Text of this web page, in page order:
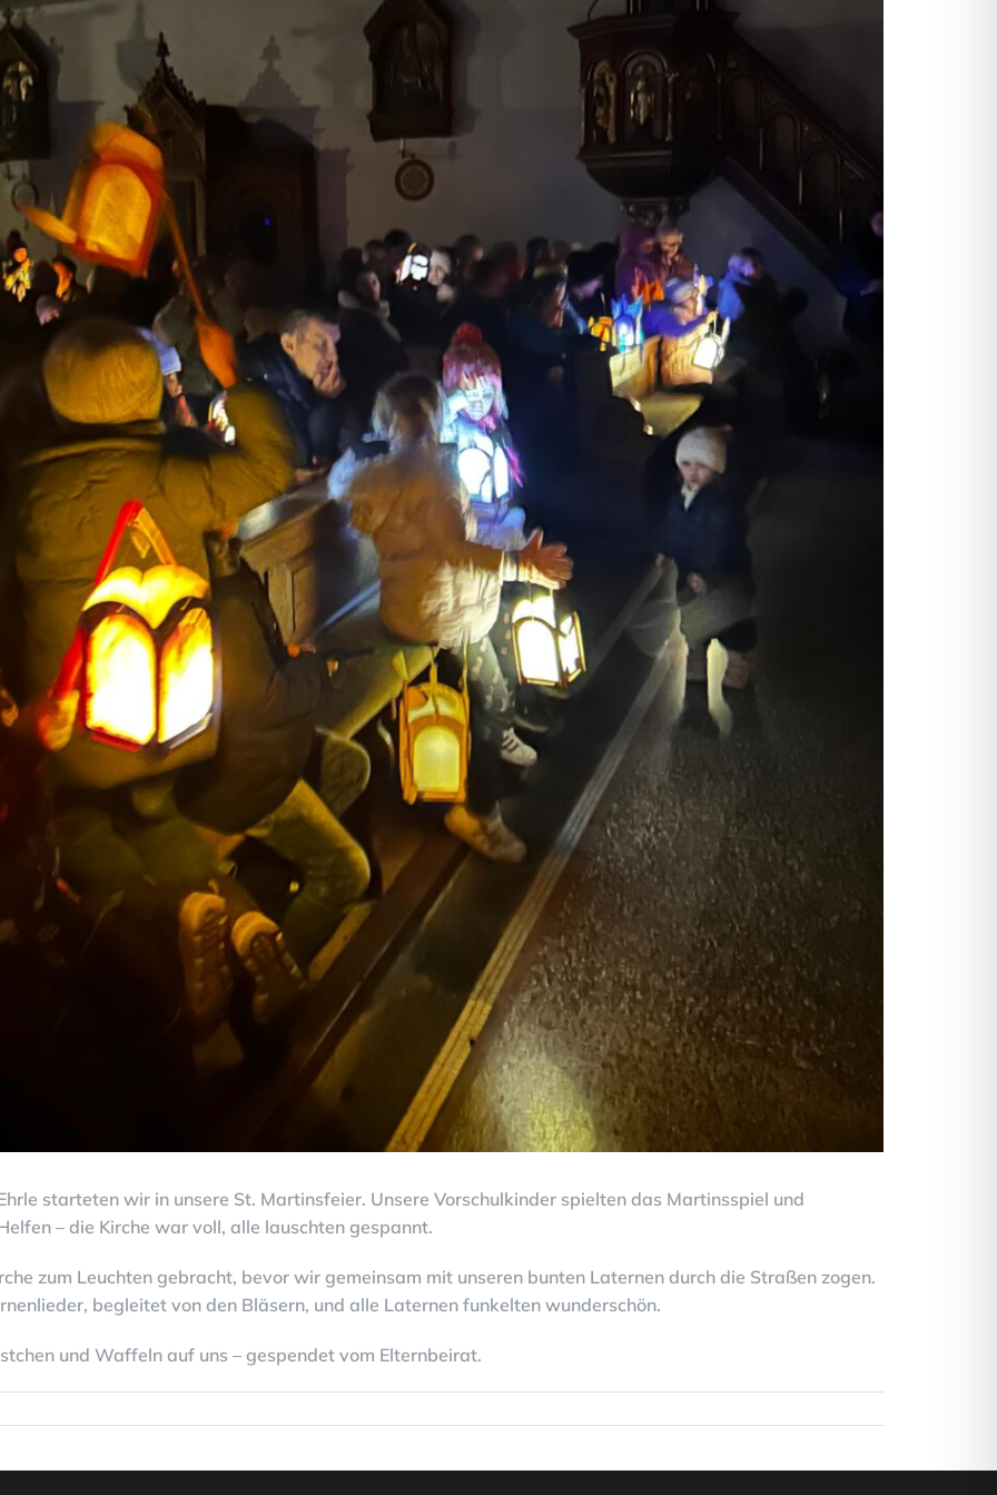
starteten wir in unsere St. Martinsfeier. Unsere Vorschulkinder spielten das Martinsspiel und
– die Kirche war voll, alle lauschten gespannt.
zum Leuchten gebracht, bevor wir gemeinsam mit unseren bunten Laternen durch die Straßen zogen.
begleitet von den Bläsern, und alle Laternen funkelten wunderschön.
und Waffeln auf uns – gespendet vom Elternbeirat.